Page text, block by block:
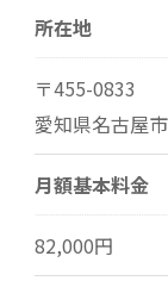
所在地
〒455-0833
愛知県名古屋
月額基本料金
82,000円